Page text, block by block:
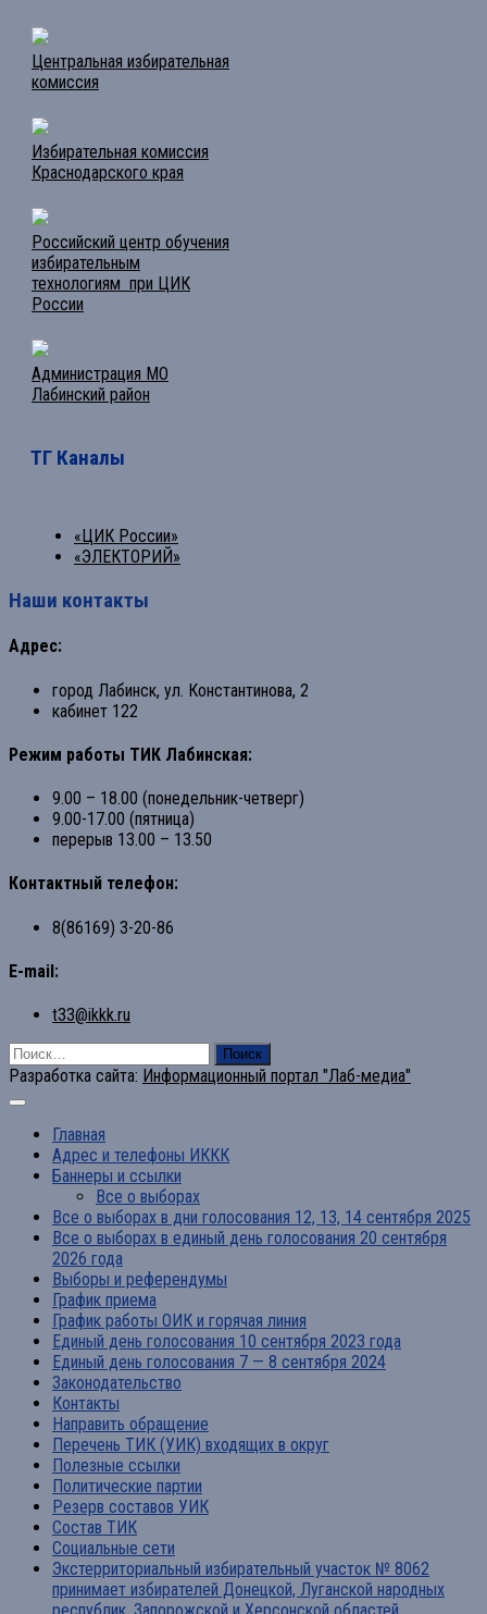
Центральная избирательная
комиссия
Избирательная комиссия
Краснодарского края
Российский центр обучения
избирательным
технологиям при ЦИК
России
Администрация МО
Лабинский район
ТГ Каналы
«ЦИК России»
«ЭЛЕКТОРИЙ»
Наши контакты
Адрес:
город Лабинск, ул. Константинова, 2
кабинет 122
Режим работы ТИК Лабинская:
9.00 – 18.00 (понедельник-четверг)
9.00-17.00 (пятница)
перерыв 13.00 – 13.50
Контактный телефон:
8(86169) 3-20-86
E-mail:
t33@ikkk.ru
Найти:
Разработка сайта: Информационный портал "Лаб-медиа"
Главная
Адрес и телефоны ИККК
Баннеры и ссылки
Все о выборах
Все о выборах в дни голосования 12, 13, 14 сентября 2025
Все о выборах в единый день голосования 20 сентября
2026 года
Выборы и референдумы
График приема
График работы ОИК и горячая линия
Единый день голосования 10 сентября 2023 года
Единый день голосования 7 — 8 сентября 2024
Законодательство
Контакты
Направить обращение
Перечень ТИК (УИК) входящих в округ
Полезные ссылки
Политические партии
Резерв составов УИК
Состав ТИК
Социальные сети
Экстерриториальный избирательный участок № 8062
принимает избирателей Донецкой, Луганской народных